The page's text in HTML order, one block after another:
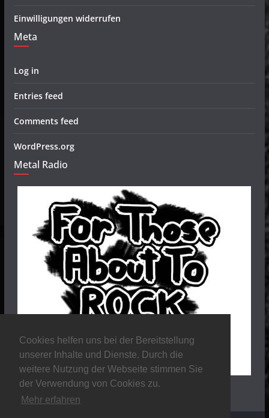
Cookies helfen uns bei der Bereitstellung
unserer Inhalte und Dienste. Durch die
weitere Nutzung der Webseite stimmen Sie
der Verwendung von Cookies zu.
Mehr erfahren
Einwilligungen widerrufen
Meta
Log in
Entries feed
Comments feed
WordPress.org
Metal Radio